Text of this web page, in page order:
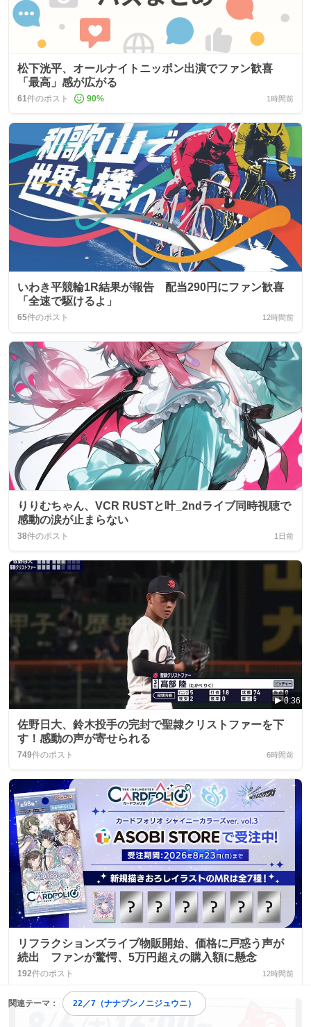
関連テーマ： 22／7（ナナブンノニジュウニ）
松下洸平、オールナイトニッポン出演でファン歓喜
「最高」感が広がる
61件のポスト 90% 1時間前
いわき平競輪1R結果が報告 配当290円にファン歓喜
「全速で駆けるよ」
65件のポスト 12時間前
りりむちゃん、VCR RUSTと叶_2ndライブ同時視聴で
感動の涙が止まらない
38件のポスト 1日前
0:36
佐野日大、鈴木投手の完封で聖隷クリストファーを下
す！感動の声が寄せられる
749件のポスト 6時間前
リフラクションズライブ物販開始、価格に戸惑う声が
続出 ファンが驚愕、5万円超えの購入額に懸念
192件のポスト 12時間前